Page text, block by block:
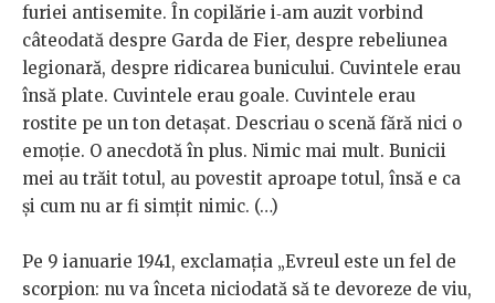
furiei antisemite. În copilărie i‑am auzit vorbind
câteodată despre Garda de Fier, despre rebeliunea
legionară, despre ridicarea bunicului. Cuvintele erau
însă plate. Cuvintele erau goale. Cuvintele erau
rostite pe un ton detașat. Descriau o scenă fără nici o
emoție. O anecdotă în plus. Nimic mai mult. Bunicii
mei au trăit totul, au povestit aproape totul, însă e ca
și cum nu ar fi simțit nimic. (…)
Pe 9 ianuarie 1941, exclamația „Evreul este un fel de
scorpion: nu va înceta niciodată să te devoreze de viu,